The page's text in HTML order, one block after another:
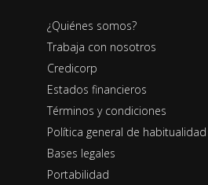
¿Quiénes somos?
Trabaja con nosotros
Credicorp
Estados financieros
Términos y condiciones
Política general de habitualidad
Bases legales
Portabilidad